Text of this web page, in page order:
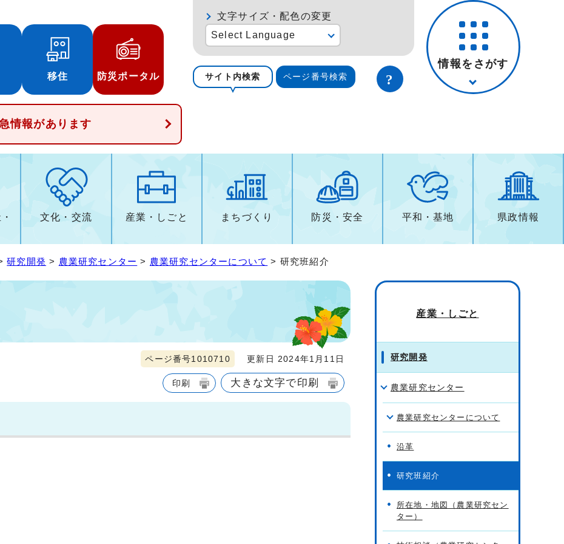
移住 防災ポータル
情報があります
文字サイズ・配色の変更
Select Language
サイト内検索 ページ番号検索
情報をさがす
文化・交流 産業・しごと まちづくり 防災・安全 平和・基地 県政情報
研究開発 > 農業研究センター > 農業研究センターについて > 研究班紹介
ページ番号1010710 更新日 2024年1月11日
印刷 大きな文字で印刷
産業・しごと
研究開発
農業研究センター
農業研究センターについて
沿革
研究班紹介
所在地・地図（農業研究セン
ター）